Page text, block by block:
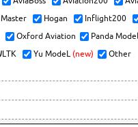
Hogan Inflight200
Oxford Aviation Panda
Yu ModeL (new)
Other